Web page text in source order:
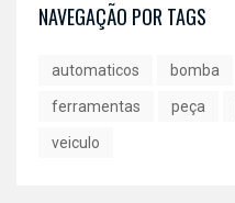
NAVEGAÇÃO POR TAGS
automaticos bomba
ferramentas peça
veiculo